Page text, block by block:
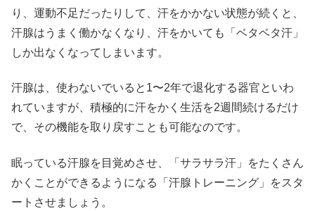
り、運動不足だったりして、汗をかかない状態が続くと、
汗腺はうまく働かなくなり、汗をかいても「ベタベタ汗」
しか出なくなってしまいます。
汗腺は、使わないでいると1〜2年で退化する器官といわ
れていますが、積極的に汗をかく生活を2週間続けるだけ
で、その機能を取り戻すことも可能なのです。
眠っている汗腺を目覚めさせ、「サラサラ汗」をたくさん
かくことができるようになる「汗腺トレーニング」をスタ
ートさせましょう。